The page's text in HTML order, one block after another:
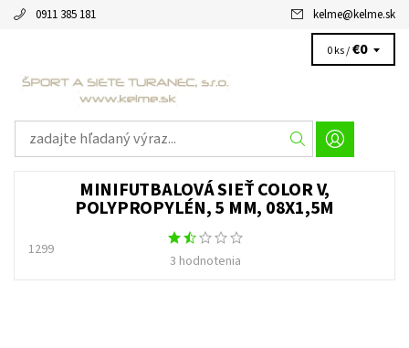
0911 385 181 kelme@kelme.sk
0 ks /€0
MINIFUTBALOVÁ SIEŤ COLOR V,
POLYPROPYLÉN, 5 MM, 08X1,5M
1299
3 hodnotenia